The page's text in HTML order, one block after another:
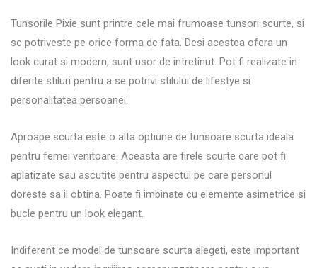
Tunsorile Pixie sunt printre cele mai frumoase tunsori scurte, si
se potriveste pe orice forma de fata. Desi acestea ofera un
look curat si modern, sunt usor de intretinut. Pot fi realizate in
diferite stiluri pentru a se potrivi stilului de lifestye si
personalitatea persoanei.
Aproape scurta este o alta optiune de tunsoare scurta ideala
pentru femei venitoare. Aceasta are firele scurte care pot fi
aplatizate sau ascutite pentru aspectul pe care personul
doreste sa il obtina. Poate fi imbinate cu elemente asimetrice si
bucle pentru un look elegant.
Indiferent ce model de tunsoare scurta alegeti, este important